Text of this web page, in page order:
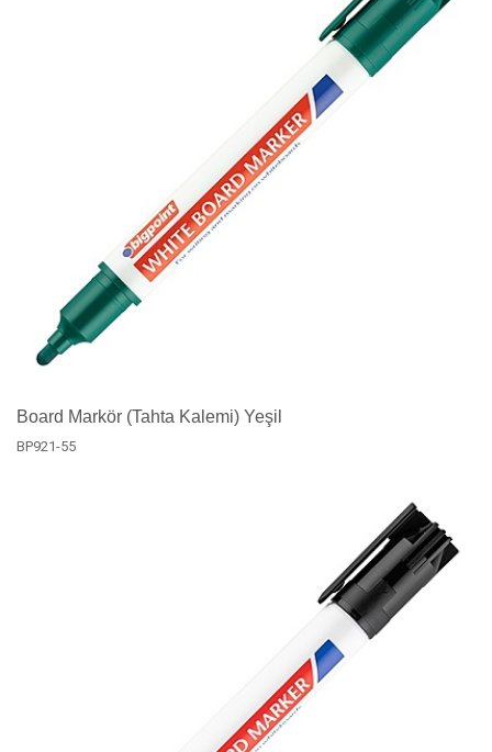
Board Markör (Tahta Kalemi) Yeşil
BP921-55